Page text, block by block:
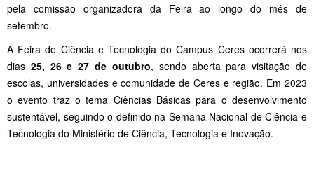
pela comissão organizadora da Feira ao longo do mês de
setembro.
A Feira de Ciência e Tecnologia do Campus Ceres ocorrerá nos
dias 25, 26 e 27 de outubro, sendo aberta para visitação de
escolas, universidades e comunidade de Ceres e região. Em 2023
o evento traz o tema Ciências Básicas para o desenvolvimento
sustentável, seguindo o definido na Semana Nacional de Ciência e
Tecnologia do Ministério de Ciência, Tecnologia e Inovação.